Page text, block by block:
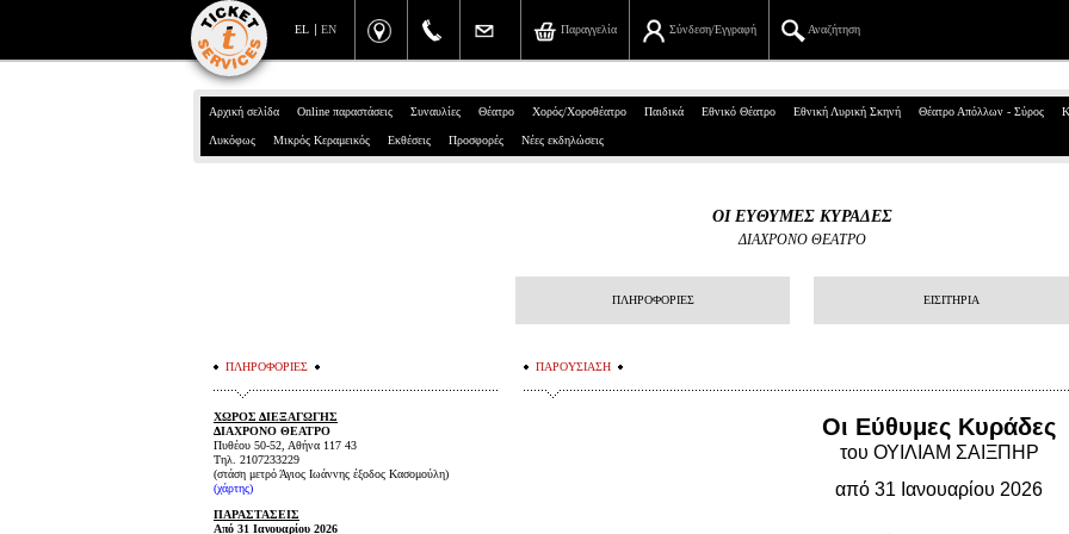
EN
EL Αναζήτηση
Σύνδεση/Εγγραφή
Παραγγελία
Πανεπιστημίου 39, Αθήνα
Αναζήτηση
Αναζήτηση παραγγελίας
Αρχική σελίδα Online παραστάσεις Συναυλίες Θέατρο Χορός/Χοροθέατρο Παιδικά Εθνικό Θέατρο Εθνική Λυρική Σκηνή Θέατρο Απόλλων - Σύρος
Λυκόφως Μικρός Κεραμεικός Εκθέσεις Προσφορές Νέες εκδηλώσεις
ΟΙ ΕΥΘΥΜΕΣ ΚΥΡΑΔΕΣ
ΔΙΑΧΡΟΝΟ ΘΕΑΤΡΟ
ΠΛΗΡΟΦΟΡΙΕΣ ΕΙΣΙΤΗΡΙΑ
ΠΑΡΟΥΣΙΑΣΗ
Oι Εύθυμες Κυράδες
του ΟΥΙΛΙΑΜ ΣΑΙΞΠΗΡ
από 31 Ιανουαρίου 2026
ΠΛΗΡΟΦΟΡΙΕΣ
ΧΩΡΟΣ ΔΙΕΞΑΓΩΓΗΣ
ΔΙΑΧΡΟΝΟ ΘΕΑΤΡΟ
Πυθέου 50-52, Αθήνα 117 43
Τηλ. 2107233229
(στάση μετρό Άγιος Ιωάννης έξοδος Κασομούλη)
(χάρτης)
ΠΑΡΑΣΤΑΣΕΙΣ
Από 31 Ιανουαρίου 2026